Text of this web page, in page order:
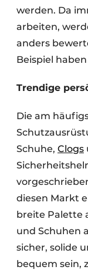
werden. Da
arbeiten,
anders
Beispiel
Trendige
Die am
Schuhe, Clogs
diesen Markt
breite Palette
und Schuhen
sicher, solide
bequem sein,